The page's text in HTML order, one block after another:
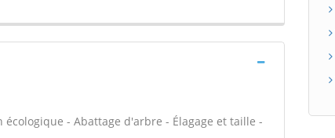
- Abattage d'arbre - Élagage et taille -